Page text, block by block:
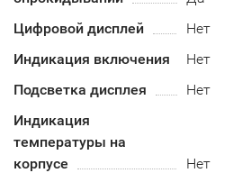
Цифровой дисплей
Нет
Индикация включения
Нет
Подсветка дисплея
Нет
Индикация
температуры на
корпусе
Нет